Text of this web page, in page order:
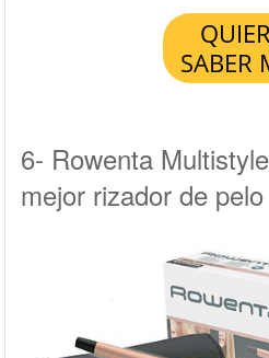
SABER
6- Rowenta
mejor rizador de